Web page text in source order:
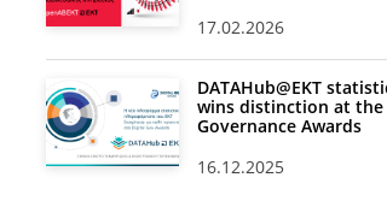
17.02.2026
DATAHub@EKT
wins distinction at the
Governance Awards
16.12.2025